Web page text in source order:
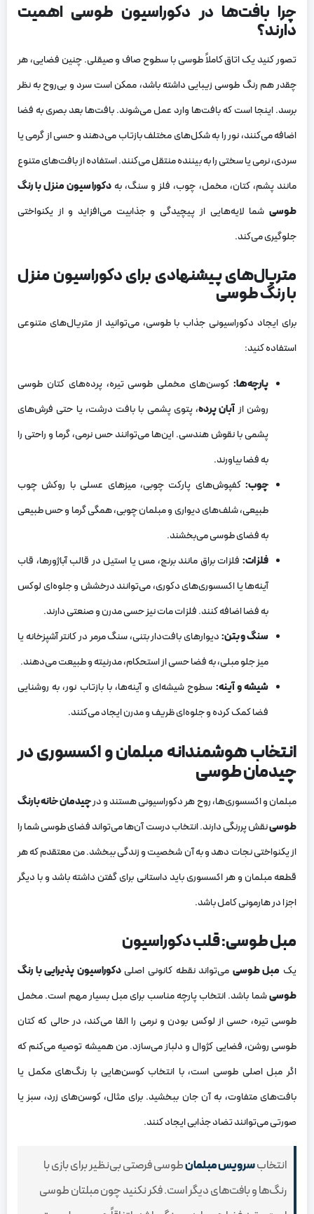
چرا بافت‌ها در دکوراسیون طوسی اهمیت
دارند؟
تصور کنید یک اتاق کاملاً طوسی با سطوح صاف و صیقلی. چنین فضایی، هر
چقدر هم رنگ طوسی زیبایی داشته باشد، ممکن است سرد و بی‌روح به نظر
برسد. اینجا است که بافت‌ها وارد عمل می‌شوند. بافت‌ها بعد بصری به فضا
اضافه می‌کنند، نور را به شکل‌های مختلف بازتاب می‌دهند و حسی از گرمی یا
سردی، نرمی یا سختی را به بیننده منتقل می‌کنند. استفاده از بافت‌های متنوع
مانند پشم، کتان، مخمل، چوب، فلز و سنگ، بهدکوراسیون منزل با رنگ
طوسی شما لایه‌هایی از پیچیدگی و جذابیت می‌افزاید و از یکنواختی
جلوگیری می‌کند.
متریال‌های پیشنهادی برای دکوراسیون منزل
با رنگ طوسی
برای ایجاد دکوراسیونی جذاب با طوسی، می‌توانید از متریال‌های متنوعی
استفاده کنید:
پارچه‌ها: کوسن‌های مخملی طوسی تیره، پرده‌های کتان طوسی
روشن از آبان پرده، پتوی پشمی با بافت درشت، یا حتی فرش‌های
پشمی با نقوش هندسی. این‌ها می‌توانند حس نرمی، گرما و راحتی را
به فضا بیاورند.
چوب: کفپوش‌های پارکت چوبی، میزهای عسلی با روکش چوب
طبیعی، شلف‌های دیواری و مبلمان چوبی، همگی گرما و حس طبیعی
به فضای طوسی می‌بخشند.
فلزات: فلزات براق مانند برنج، مس یا استیل در قالب آباژورها، قاب
آینه‌ها یا اکسسوری‌های دکوری، می‌توانند درخشش و جلوه‌ای لوکس
به فضا اضافه کنند. فلزات مات نیز حسی مدرن و صنعتی دارند.
سنگ و بتن:دیوارهای بافت‌دار بتنی، سنگ مرمر در کانتر آشپزخانه یا
میز جلو مبلی، به فضا حسی از استحکام، مدرنیته و طبیعت می‌دهند.
شیشه و آینه: سطوح شیشه‌ای و آینه‌ها، با بازتاب نور، به روشنایی
فضا کمک کرده و جلوه‌ای ظریف و مدرن ایجاد می‌کنند.
انتخاب هوشمندانه مبلمان و اکسسوری در
چیدمان طوسی
مبلمان و اکسسوری‌ها، روح هر دکوراسیونی هستند و درچیدمان خانه با رنگ
طوسینقش پررنگی دارند. انتخاب درست آن‌ها می‌تواند فضای طوسی شما را
از یکنواختی نجات دهد و به آن شخصیت و زندگی ببخشد. من معتقدم که هر
قطعه مبلمان و هر اکسسوری باید داستانی برای گفتن داشته باشد و با دیگر
اجزا در هارمونی کامل باشد.
مبل طوسی: قلب دکوراسیون
یک مبل طوسی می‌تواند نقطه کانونی اصلیدکوراسیون پذیرایی با رنگ
طوسیشما باشد. انتخاب پارچه مناسب برای مبل بسیار مهم است. مخمل
طوسی تیره، حسی از لوکس بودن و نرمی را القا می‌کند، در حالی که کتان
طوسی روشن، فضایی کژوال و دلباز می‌سازد. من همیشه توصیه می‌کنم که
اگر مبل اصلی طوسی است، با انتخاب کوسن‌هایی با رنگ‌های مکمل یا
بافت‌های متفاوت، به آن جان ببخشید. برای مثال، کوسن‌های زرد، سبز یا
صورتی می‌توانند تضاد جذابی ایجاد کنند.
انتخابسرویس مبلمانطوسی فرصتی بی‌نظیر برای بازی با
رنگ‌ها و بافت‌های دیگر است. فکر نکنید چون مبلتان طوسی